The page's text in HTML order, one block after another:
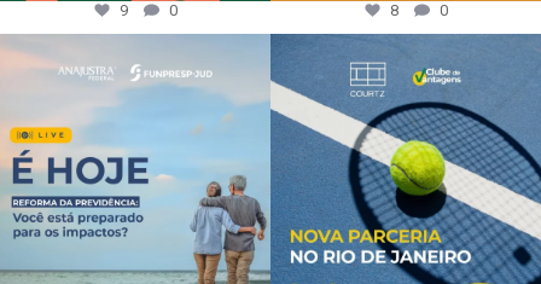
9 0 8 0